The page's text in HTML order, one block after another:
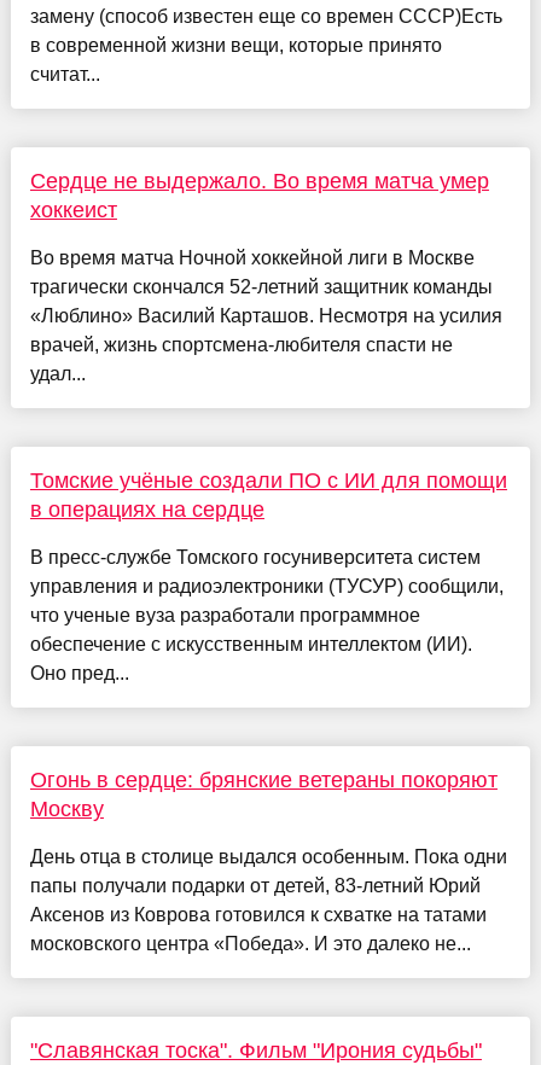
замену (способ известен еще со времен СССР)Есть
в современной жизни вещи, которые принято
считат...
Сердце не выдержало. Во время матча умер
хоккеист
Во время матча Ночной хоккейной лиги в Москве
трагически скончался 52-летний защитник команды
«Люблино» Василий Карташов. Несмотря на усилия
врачей, жизнь спортсмена-любителя спасти не
удал...
Томские учёные создали ПО с ИИ для помощи
в операциях на сердце
В пресс-службе Томского госуниверситета систем
управления и радиоэлектроники (ТУСУР) сообщили,
что ученые вуза разработали программное
обеспечение с искусственным интеллектом (ИИ).
Оно пред...
Огонь в сердце: брянские ветераны покоряют
Москву
День отца в столице выдался особенным. Пока одни
папы получали подарки от детей, 83-летний Юрий
Аксенов из Коврова готовился к схватке на татами
московского центра «Победа». И это далеко не...
"Славянская тоска". Фильм "Ирония судьбы"